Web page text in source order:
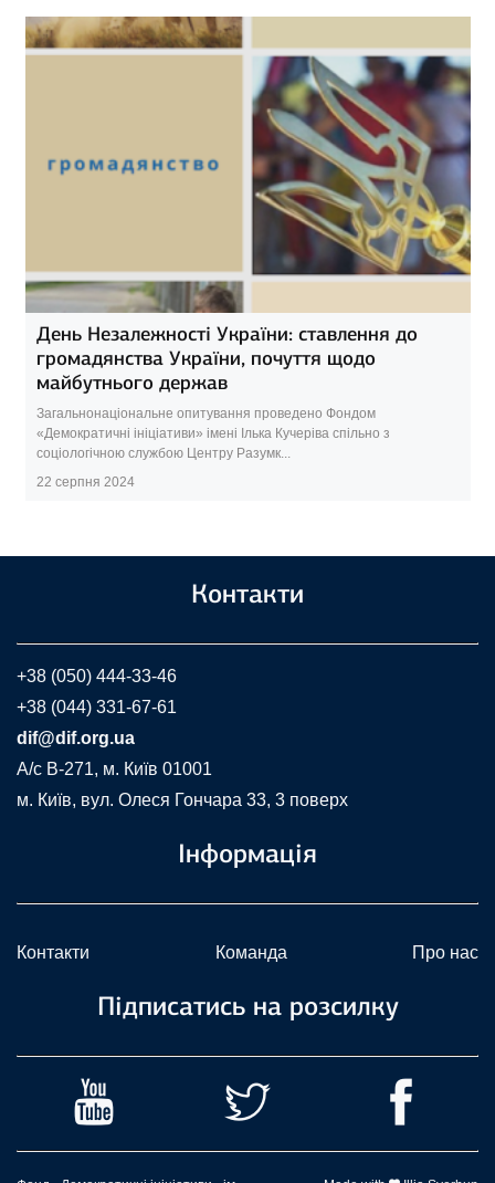
День Незалежності України: ставлення до
громадянства України, почуття щодо
майбутнього держав
Загальнонаціональне опитування проведено Фондом
«Демократичні ініціативи» імені Ілька Кучеріва спільно з
соціологічною службою Центру Разумк...
22 серпня 2024
Контакти
+38 (050) 444-33-46
+38 (044) 331-67-61
dif@dif.org.ua
A/c В-271, м. Київ 01001
м. Київ, вул. Олеся Гончара 33, 3 поверх
Інформація
Контакти Команда Про нас
Підписатись на розсилку